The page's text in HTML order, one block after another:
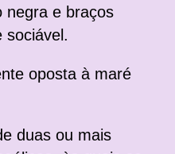
negra e braços
sociável.
oposta à maré
duas ou mais